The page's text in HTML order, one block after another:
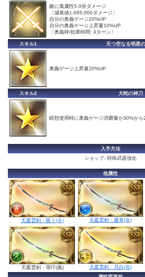
敵に風属性5.0倍ダメージ
〔減衰値1,685,000ダメージ〕
自分の奥義ゲージ20%UP
自分の奥義ゲージ上昇量10%UP
〔奥義枠/効果時間: 4ターン〕
スキル1 天つ空なる明星
奥義ゲージ上昇量20%UP
スキル2 大蛇の神刀
瞑想使用時に奥義ゲージ消費量が30%か
入手方法
ショップ: 特殊武器強化
他属性
天叢雲剣・猩々(火) 天叢雲剣・露草(水)
天叢雲剣・琅玕(風) 天叢雲剣・月白(光)